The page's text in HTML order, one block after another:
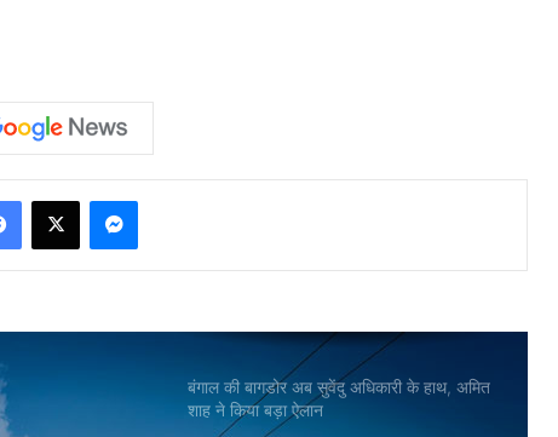
बंगाल की बागडोर अब सुवेंदु अधिकारी के हाथ, अमित
शाह ने किया बड़ा ऐलान